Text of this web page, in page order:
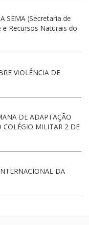
SEMA (Secretaria de
Recursos Naturais do
VIOLÊNCIA DE
DE ADAPTAÇÃO
COLÉGIO MILITAR 2 DE
DA